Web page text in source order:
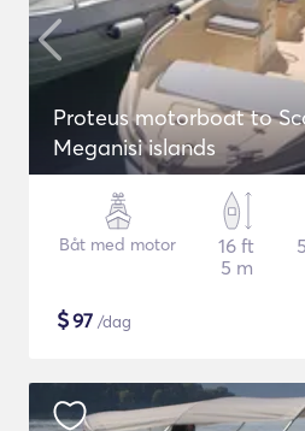
Proteus motorboat to
Meganisi islands
Båt med motor
16 ft
5 m
$97 /dag